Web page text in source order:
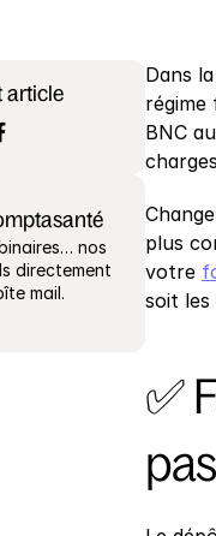
article
nos
directement
mail.
Dans
régime
BNC
plus
votre
soit les
✅